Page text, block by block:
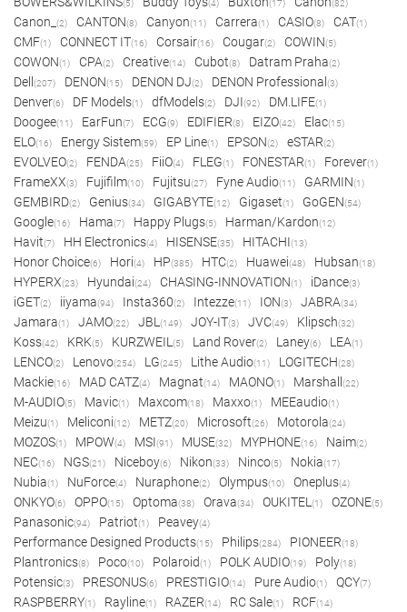
(5) (4) (17) (82)
Canon_ (2) CANTON(8) Canyon(11) Carrera(1) CASIO(8) CAT(1)
CMF(1) CONNECT IT(16) Corsair(16) Cougar(2) COWIN(5)
COWON(1) CPA(2) Creative(14) Cubot(8) Datram Praha(2)
Dell (207) DENON(15) DENON DJ(2) DENON Professional (3)
Denver(6) DF Models(1) dfModels(2) DJI(92) DM.LIFE(1)
Doogee(11) EarFun(7) ECG(9) EDIFIER(8) EIZO(42) Elac(15)
ELO(16) Energy Sistem(59) EP Line(1) EPSON(2) eSTAR(2)
EVOLVEO(2) FENDA(25) FiiO(4) FLEG(1) FONESTAR(1) Forever(1)
FrameXX(3) Fujifilm(10) Fujitsu(27) Fyne Audio(11) GARMIN(1)
GEMBIRD(2) Genius(34) GIGABYTE(12) Gigaset(1) GoGEN(54)
Google(16) Hama(7) Happy Plugs(5) Harman/Kardon(12)
Havit(7) HH Electronics(4) HISENSE(35) HITACHI(13)
Honor Choice(6) Hori(4) HP(385) HTC(2) Huawei(48) Hubsan(18)
HYPERX(23) Hyundai(24) CHASING-INNOVATION(1) iDance(3)
iGET(2) iiyama(94) Insta360(2) Intezze(11) ION(3) JABRA(34)
Jamara(1) JAMO(22) JBL (149) JOY-IT(3) JVC(49) Klipsch(32)
Koss(42) KRK(5) KURZWEIL (5) Land Rover(2) Laney(6) LEA(1)
LENCO(2) Lenovo(254) LG(245) Lithe Audio(11) LOGITECH(28)
Mackie(16) MAD CATZ(4) Magnat(14) MAONO(1) Marshall (22)
M-AUDIO(5) Mavic(1) Maxcom(18) Maxxo(1) MEEaudio(1)
Meizu(1) Meliconi(12) METZ(20) Microsoft(26) Motorola(24)
MOZOS(1) MPOW(4) MSI(91) MUSE(32) MYPHONE(16) Naim(2)
NEC(16) NGS(21) Niceboy(6) Nikon(33) Ninco(5) Nokia(17)
Nubia(1) NuForce(4) Nuraphone(2) Olympus(10) Oneplus(4)
ONKYO(6) OPPO(15) Optoma(38) Orava(34) OUKITEL (1) OZONE(5)
Panasonic(94) Patriot(1) Peavey(4)
Performance Designed Products(15) Philips(284) PIONEER(18)
Plantronics(8) Poco(10) Polaroid(1) POLK AUDIO(19) Poly(18)
Potensic(3) PRESONUS(6) PRESTIGIO(14) Pure Audio(1) QCY(7)
RASPBERRY(1) Rayline(1) RAZER(14) RC Sale(1) RCF(14)